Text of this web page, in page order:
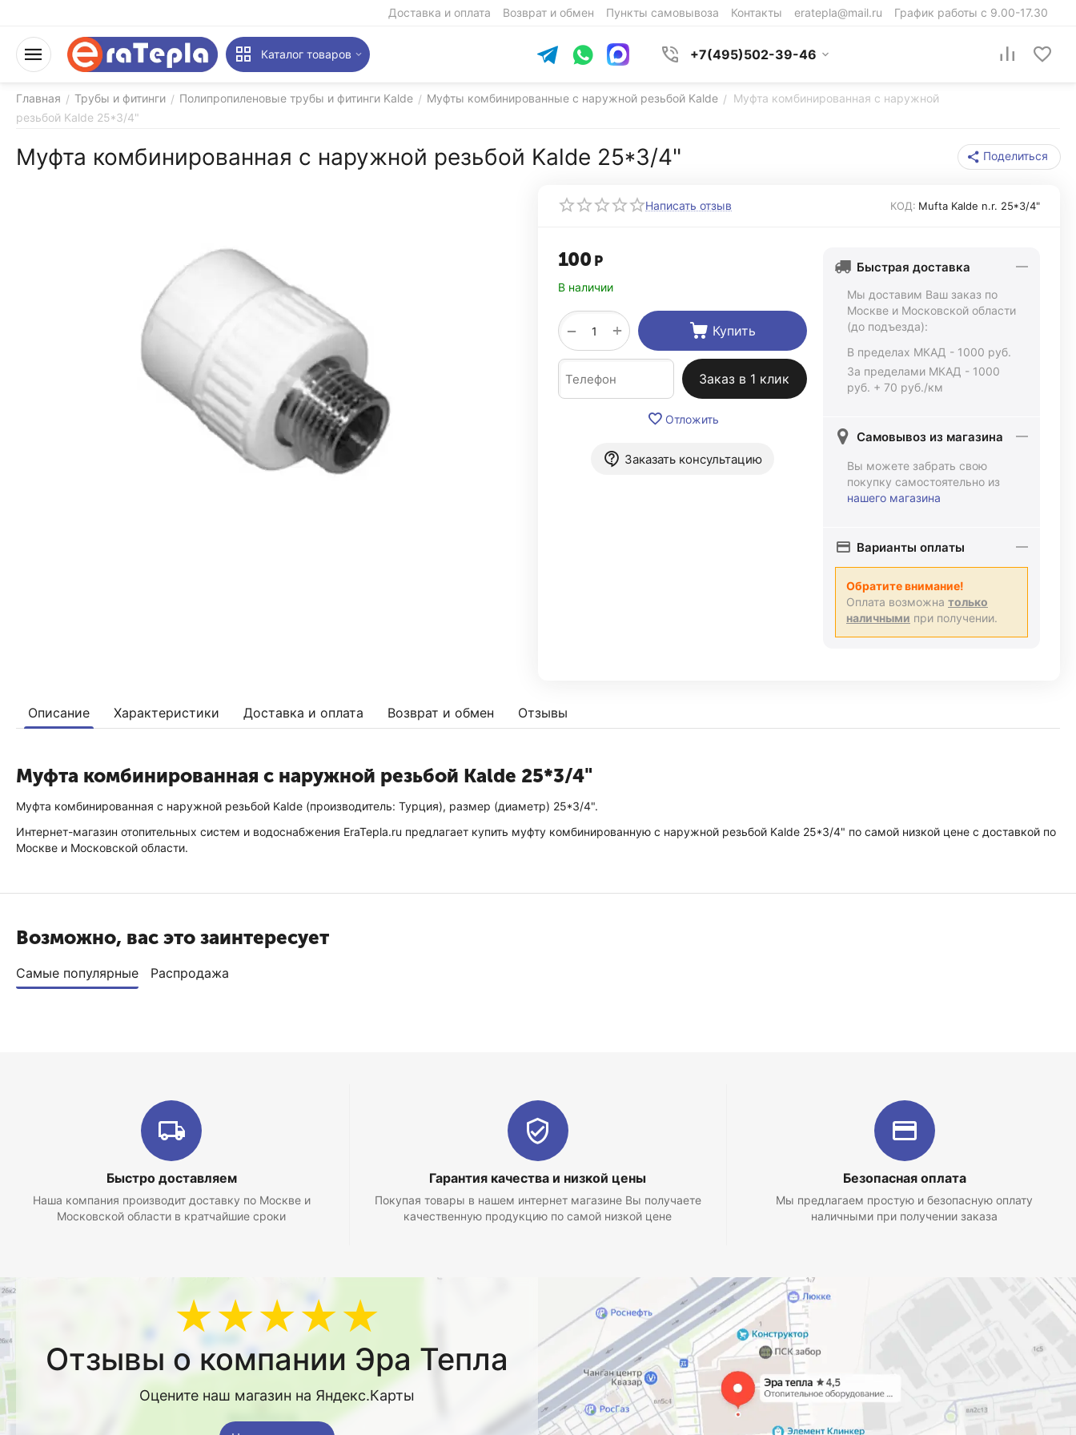
Доставка и оплата Возврат и обмен Пункты самовывоза Контакты eratepla@mail.ru График работы с 9.00-17.30
Каталог товаров +7(495)502-39-46
Главная / Трубы и фитинги / Полипропиленовые трубы и фитинги Kalde / Муфты комбинированные с наружной резьбой Kalde / Муфта комбинированная с наружной
резьбой Kalde 25*3/4"
Муфта комбинированная с наружной резьбой Kalde 25*3/4" Поделиться
Написать отзыв КОД: Mufta Kalde n.r. 25*3/4"
100 Р
В наличии
+
− Купить
Заказ в 1 клик
Отложить
Заказать консультацию
Быстрая доставка
Мы доставим Ваш заказ по
Москве и Московской области
(до подъезда):
В пределах МКАД - 1000 руб.
За пределами МКАД - 1000
руб. + 70 руб./км
Самовывоз из магазина
Вы можете забрать свою
покупку самостоятельно из
нашего магазина
Варианты оплаты
Обратите внимание!
Оплата возможна только
наличными при получении.
Описание Характеристики Доставка и оплата Возврат и обмен Отзывы
Муфта комбинированная с наружной резьбой Kalde 25*3/4"
Муфта комбинированная с наружной резьбой Kalde (производитель: Турция), размер (диаметр) 25*3/4".
Интернет-магазин отопительных систем и водоснабжения EraTepla.ru предлагает купить муфту комбинированную с наружной резьбой Kalde 25*3/4" по самой низкой цене с доставкой по
Москве и Московской области.
Возможно, вас это заинтересует
Самые популярные Распродажа
Быстро доставляем
Наша компания производит доставку по Москве и
Московской области в кратчайшие сроки
Гарантия качества и низкой цены
Покупая товары в нашем интернет магазине Вы получаете
качественную продукцию по самой низкой цене
Безопасная оплата
Мы предлагаем простую и безопасную оплату
наличными при получении заказа
★★★★★
Отзывы о компании Эра Тепла
Оцените наш магазин на Яндекс.Карты